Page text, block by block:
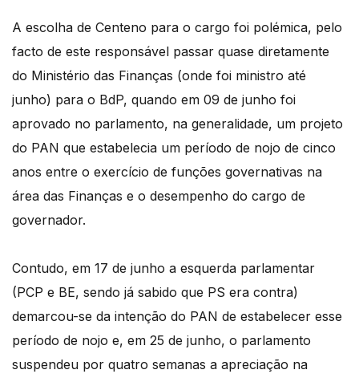
A escolha de Centeno para o cargo foi polémica, pelo
facto de este responsável passar quase diretamente
do Ministério das Finanças (onde foi ministro até
junho) para o BdP, quando em 09 de junho foi
aprovado no parlamento, na generalidade, um projeto
do PAN que estabelecia um período de nojo de cinco
anos entre o exercício de funções governativas na
área das Finanças e o desempenho do cargo de
governador.
Contudo, em 17 de junho a esquerda parlamentar
(PCP e BE, sendo já sabido que PS era contra)
demarcou-se da intenção do PAN de estabelecer esse
período de nojo e, em 25 de junho, o parlamento
suspendeu por quatro semanas a apreciação na